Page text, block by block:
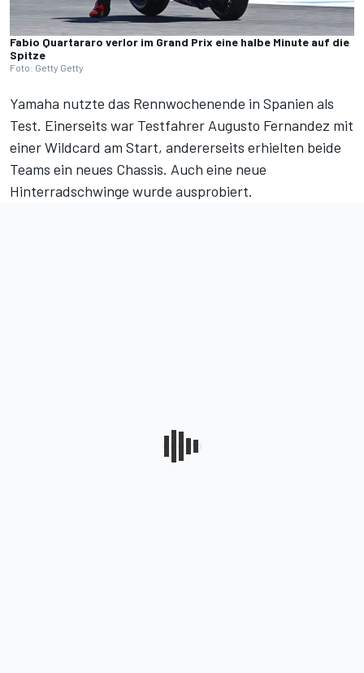
Fabio Quartararo verlor im Grand Prix eine halbe Minute auf die
Spitze
Foto: Getty Getty
Yamaha nutzte das Rennwochenende in Spanien als
Test. Einerseits war Testfahrer Augusto Fernandez mit
einer Wildcard am Start, andererseits erhielten beide
Teams ein neues Chassis. Auch eine neue
Hinterradschwinge wurde ausprobiert.